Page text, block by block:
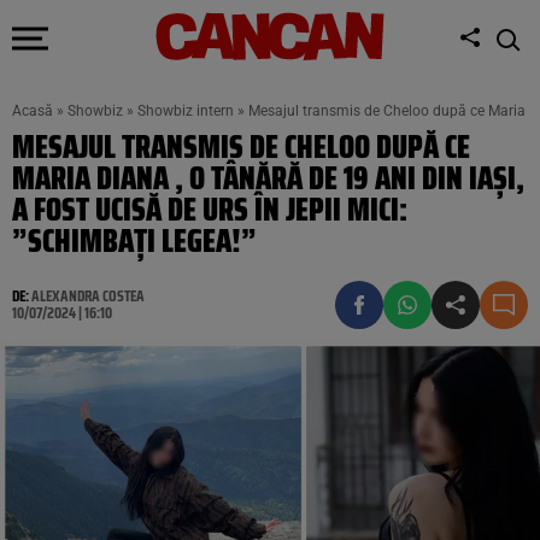
Acasă » Showbiz » Showbiz intern » Mesajul transmis de Cheloo după ce Maria
MESAJUL TRANSMIS DE CHELOO DUPĂ CE
MARIA DIANA , O TÂNĂRĂ DE 19 ANI DIN IAȘI,
A FOST UCISĂ DE URS ÎN JEPII MICI:
”SCHIMBAȚI LEGEA!”
DE:ALEXANDRA COSTEA
10/07/2024 | 16:10